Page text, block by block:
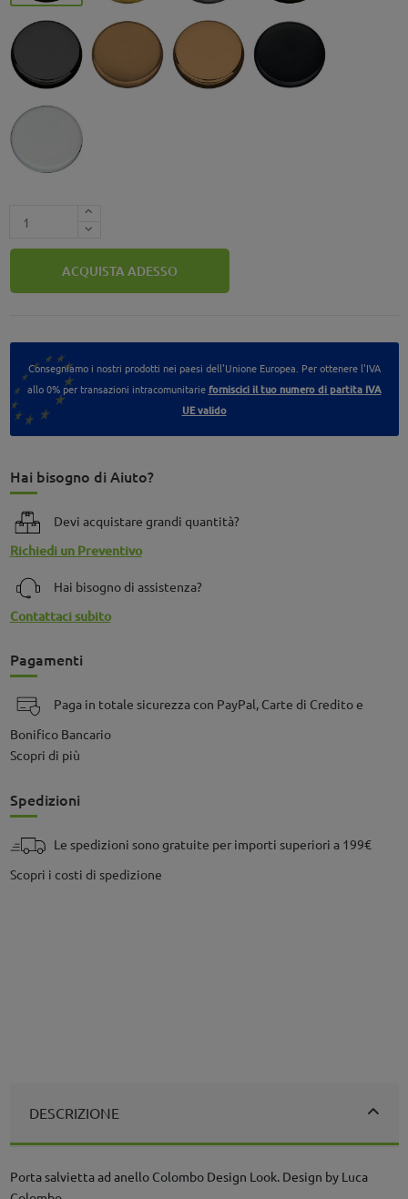
Grafite - GL Vintage Mat - VMVintage - VL Nero Opaco - NM
Bianco Opaco - BM
ACQUISTA ADESSO
Consegniamo i nostri prodotti nei paesi dell'Unione Europea. Per ottenere l'IVA
allo 0% per transazioni intracomunitarie forniscici il tuo numero di partita IVA
UE valido
Hai bisogno di Aiuto?
Devi acquistare grandi quantità?
Richiedi un Preventivo
Hai bisogno di assistenza?
Contattaci subito
Pagamenti
Paga in totale sicurezza con PayPal, Carte di Credito e
Bonifico Bancario
Scopri di più
Spedizioni
Le spedizioni sono gratuite per importi superiori a 199€
Scopri i costi di spedizione
DESCRIZIONE
Porta salvietta ad anello Colombo Design Look. Design by Luca